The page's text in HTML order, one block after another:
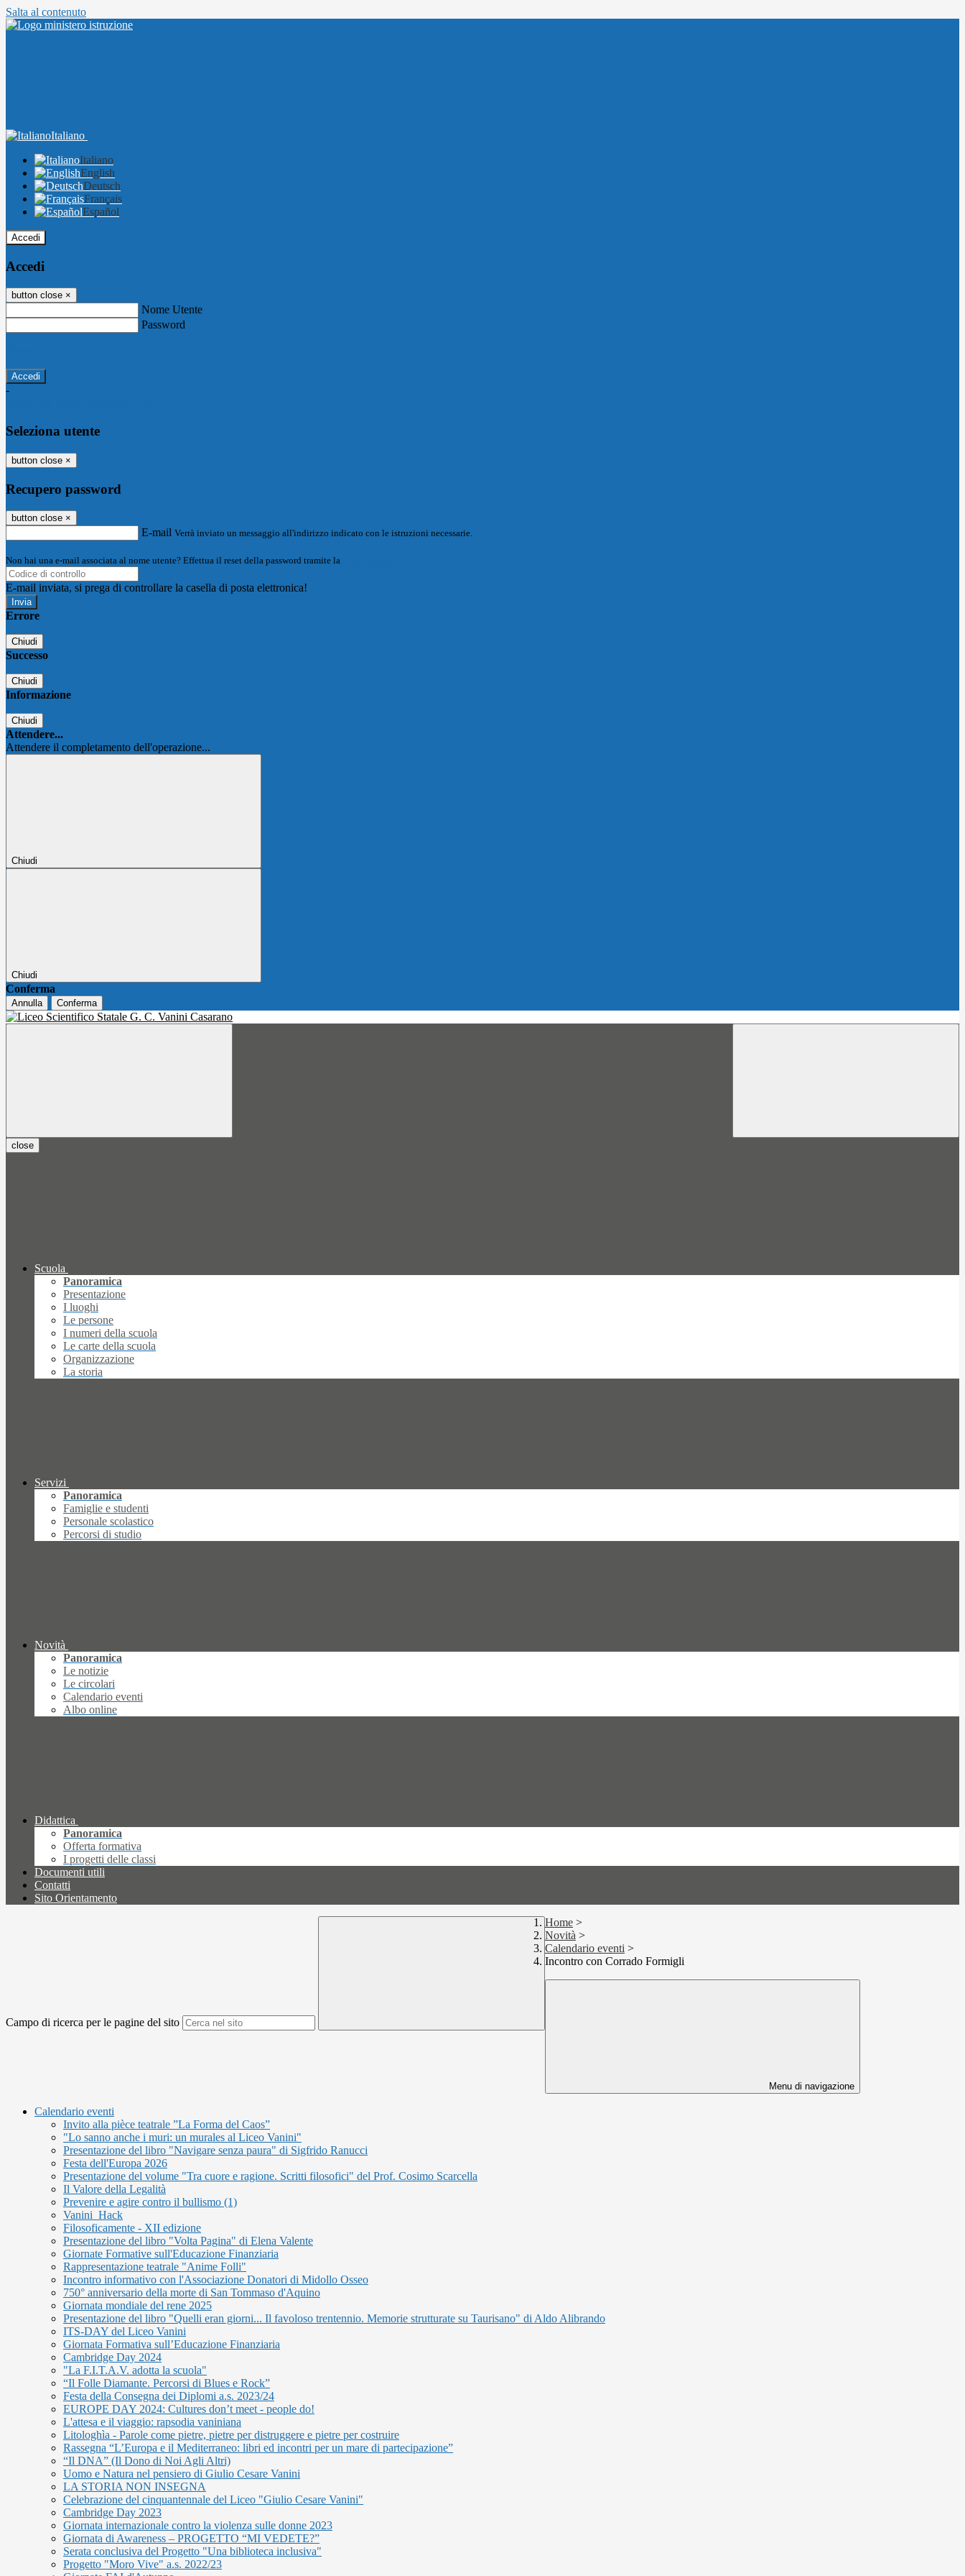
Salta al contenuto
Italiano
Italiano
English
Deutsch
Français
Español
Accedi
Accedi
button close ×
Nome Utente
Password
-
Seleziona utente
button close ×
Recupero password
button close ×
E-mail Verrà inviato un messaggio all'indirizzo indicato con le istruzioni necessarie.
Non hai una e-mail associata al nome utente? Effettua il reset della password tramite la
E-mail inviata, si prega di controllare la casella di posta elettronica!
Errore
Chiudi
Successo
Chiudi
Informazione
Chiudi
Attendere...
Attendere il completamento dell'operazione...
Chiudi
Chiudi
Conferma
Annulla Conferma
close
Scuola
Panoramica
Presentazione
I luoghi
Le persone
I numeri della scuola
Le carte della scuola
Organizzazione
La storia
Servizi
Panoramica
Famiglie e studenti
Personale scolastico
Percorsi di studio
Novità
Panoramica
Le notizie
Le circolari
Calendario eventi
Albo online
Didattica
Panoramica
Offerta formativa
I progetti delle classi
Documenti utili
Contatti
Sito Orientamento
Campo di ricerca per le pagine del sito
Home >
Novità >
Calendario eventi >
Incontro con Corrado Formigli
Menu di navigazione
Calendario eventi
Invito alla pièce teatrale ”La Forma del Caos”
"Lo sanno anche i muri: un murales al Liceo Vanini"
Presentazione del libro "Navigare senza paura" di Sigfrido Ranucci
Festa dell'Europa 2026
Presentazione del volume "Tra cuore e ragione. Scritti filosofici" del Prof. Cosimo Scarcella
Il Valore della Legalità
Prevenire e agire contro il bullismo (1)
Vanini_Hack
Filosoficamente - XII edizione
Presentazione del libro "Volta Pagina" di Elena Valente
Giornate Formative sull'Educazione Finanziaria
Rappresentazione teatrale "Anime Folli"
Incontro informativo con l'Associazione Donatori di Midollo Osseo
750° anniversario della morte di San Tommaso d'Aquino
Giornata mondiale del rene 2025
Presentazione del libro "Quelli eran giorni... Il favoloso trentennio. Memorie strutturate su Taurisano" di Aldo Alibrando
ITS-DAY del Liceo Vanini
Giornata Formativa sull’Educazione Finanziaria
Cambridge Day 2024
"La F.I.T.A.V. adotta la scuola"
“Il Folle Diamante. Percorsi di Blues e Rock”
Festa della Consegna dei Diplomi a.s. 2023/24
EUROPE DAY 2024: Cultures don’t meet - people do!
L'attesa e il viaggio: rapsodia vaniniana
Litologhìa - Parole come pietre, pietre per distruggere e pietre per costruire
Rassegna “L’Europa e il Mediterraneo: libri ed incontri per un mare di partecipazione”
“Il DNA” (Il Dono di Noi Agli Altri)
Uomo e Natura nel pensiero di Giulio Cesare Vanini
LA STORIA NON INSEGNA
Celebrazione del cinquantennale del Liceo "Giulio Cesare Vanini"
Cambridge Day 2023
Giornata internazionale contro la violenza sulle donne 2023
Giornata di Awareness – PROGETTO “MI VEDETE?”
Serata conclusiva del Progetto "Una biblioteca inclusiva"
Progetto "Moro Vive" a.s. 2022/23